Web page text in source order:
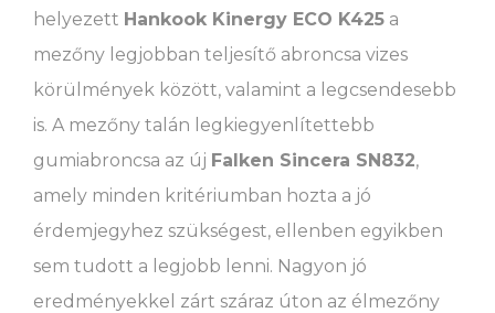
helyezett Hankook Kinergy ECO K425 a
mezőny legjobban teljesítő abroncsa vizes
körülmények között, valamint a legcsendesebb
is. A mezőny talán legkiegyenlítettebb
gumiabroncsa az új Falken Sincera SN832,
amely minden kritériumban hozta a jó
érdemjegyhez szükségest, ellenben egyikben
sem tudott a legjobb lenni. Nagyon jó
eredményekkel zárt száraz úton az élmezőny